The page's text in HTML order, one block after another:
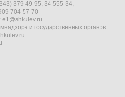
379-49-95, 34-555-34,
704-57-70
e1@shkulev.ru
и государственных органов: